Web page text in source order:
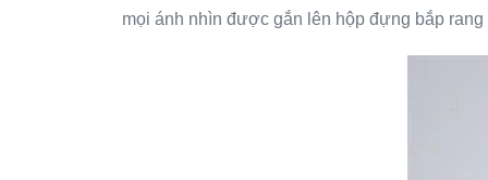
mọi ánh nhìn được gắn lên hộp đựng bắp